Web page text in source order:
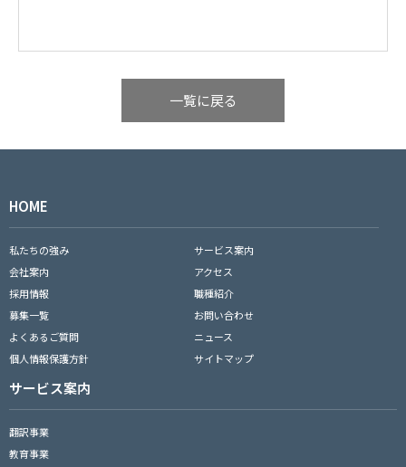
一覧に戻る
HOME
私たちの強み
サービス案内
会社案内
アクセス
採用情報
職種紹介
募集一覧
お問い合わせ
よくあるご質問
ニュース
個人情報保護方針
サイトマップ
サービス案内
翻訳事業
教育事業